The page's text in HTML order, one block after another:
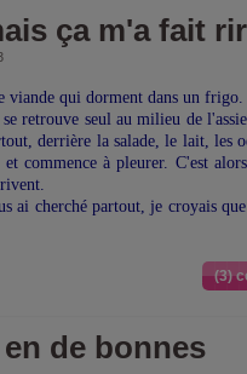
ça m'a fait
viande qui dorment dans un frigo.
retrouve seul au milieu de
derrière la salade, le lait, les
commence à pleurer. C'est
ai cherché partout, je croyais
(3)
de bonnes